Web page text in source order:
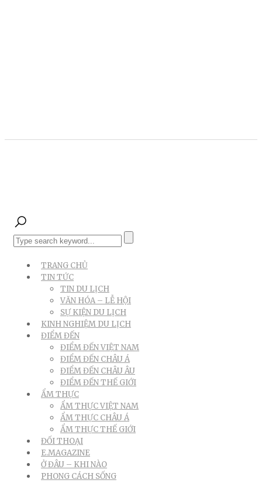
TRANG CHỦ
TIN TỨC
TIN DU LỊCH
VĂN HÓA – LỄ HỘI
SỰ KIỆN DU LỊCH
KINH NGHIỆM DU LỊCH
ĐIỂM ĐẾN
ĐIỂM ĐẾN VIỆT NAM
ĐIỂM ĐẾN CHÂU Á
ĐIỂM ĐẾN CHÂU ÂU
ĐIỂM ĐẾN THẾ GIỚI
ẨM THỰC
ẨM THỰC VIỆT NAM
ẨM THỰC CHÂU Á
ẨM THỰC THẾ GIỚI
ĐỐI THOẠI
E.MAGAZINE
Ở ĐÂU – KHI NÀO
PHONG CÁCH SỐNG